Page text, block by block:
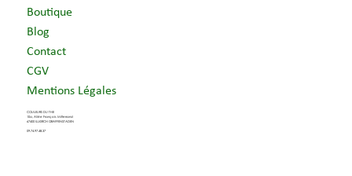
Boutique
Blog
Contact
CGV
Mentions Légales
COULEURS DU THE
10a, Allée François Mitterrand
67400 ILLKIRCH GRAFFENSTADEN
09.74.97.48.37